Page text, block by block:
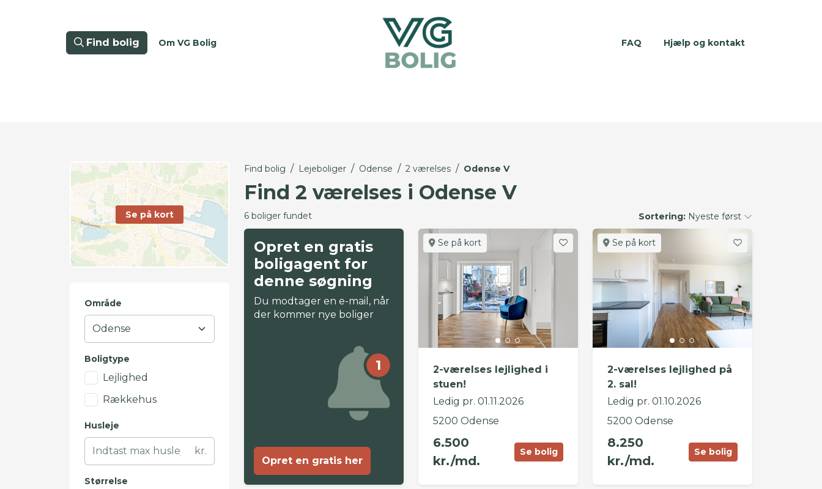
Find bolig Om VG Bolig FAQ Hjælp og kontakt
Se på kort
Område
Boligtype
Lejlighed
Rækkehus
Husleje
kr.
Størrelse
Find bolig / Lejeboliger / Odense / 2 værelses / Odense V
Find 2 værelses i Odense V
6 boliger fundet Sortering: Nyeste først
Opret en gratis
boligagent for
denne søgning
Du modtager en e-mail, når
der kommer nye boliger
1
Opret en gratis her
Se på kort
2-værelses lejlighed i
stuen!
Ledig pr. 01.11.2026
5200 Odense
6.500
kr./md.
Se bolig
Se på kort
2-værelses lejlighed på
2. sal!
Ledig pr. 01.10.2026
5200 Odense
8.250
kr./md.
Se bolig